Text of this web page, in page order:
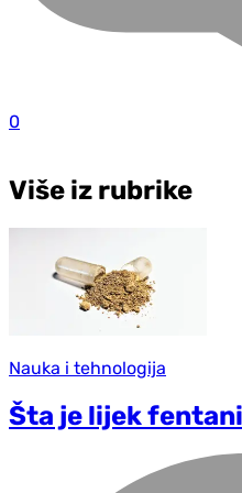
0
Više iz rubrike
Nauka i tehnologija
Šta je lijek